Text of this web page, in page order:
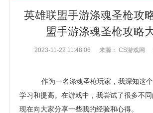
英雄联盟手游涤魂圣枪攻
盟手游涤魂圣枪攻略大
2023-11-22 11:48:06 来源： CS游戏网
作为一名涤魂圣枪玩家，我深知这
学习和提高。在游戏中，我尝试了很多不同
现在向大家分享一些我的经验和心得。